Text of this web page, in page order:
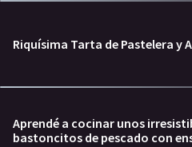
Riquísima Tarta de Pastelera y
Aprendé a cocinar unos
bastoncitos de pescado con